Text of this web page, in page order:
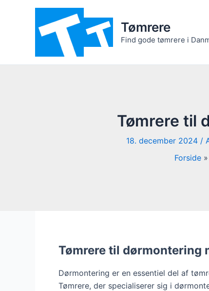
Tømrere
Find gode tømrere i
Tømrere til
18. december 2024 /
Forside
Tømrere til dørmontering
Dørmontering er en essentiel del af
Tømrere, der specialiserer sig i